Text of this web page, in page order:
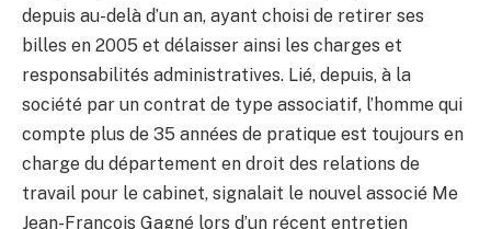
depuis au-delà d’un an, ayant choisi de retirer ses
billes en 2005 et délaisser ainsi les charges et
responsabilités administratives. Lié, depuis, à la
société par un contrat de type associatif, l’homme qui
compte plus de 35 années de pratique est toujours en
charge du département en droit des relations de
travail pour le cabinet, signalait le nouvel associé Me
Jean-François Gagné lors d’un récent entretien